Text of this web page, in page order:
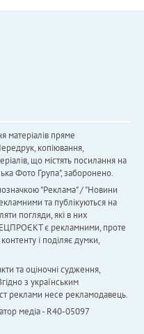
матеріалів пряме
копіювання,
що містять посилання на
Фото Група", заборонено.
"Реклама" / "Новини
та публікуються на
погляди, які в них
є рекламними, проте
і поділяє думки,
та оціночні судження,
з українським
реклами несе рекламодавець.
медіа - R40-05097